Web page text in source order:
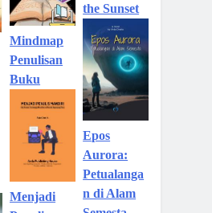
Mindmap
Penulisan
Buku
Menjadi
the Sunset
Epos
Aurora:
Petualanga
n di Alam